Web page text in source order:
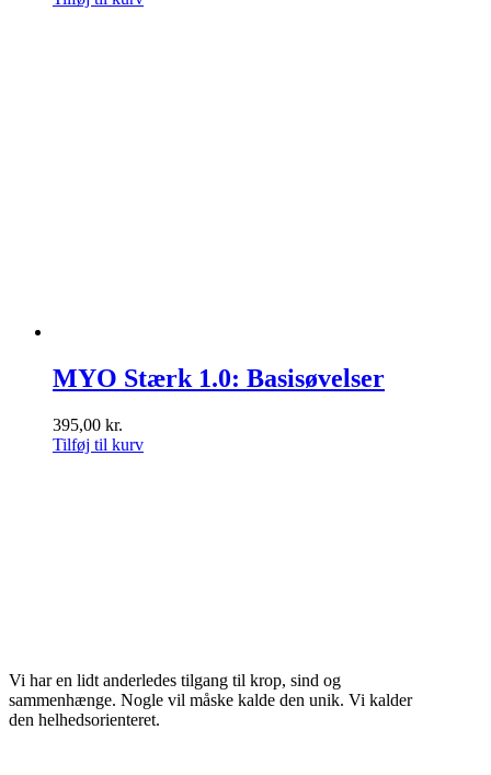
MYO Stærk 1.0: Basisøvelser
395,00 kr.
Tilføj til kurv
Vi har en lidt anderledes tilgang til krop, sind og
sammenhænge. Nogle vil måske kalde den unik. Vi kalder
den helhedsorienteret.